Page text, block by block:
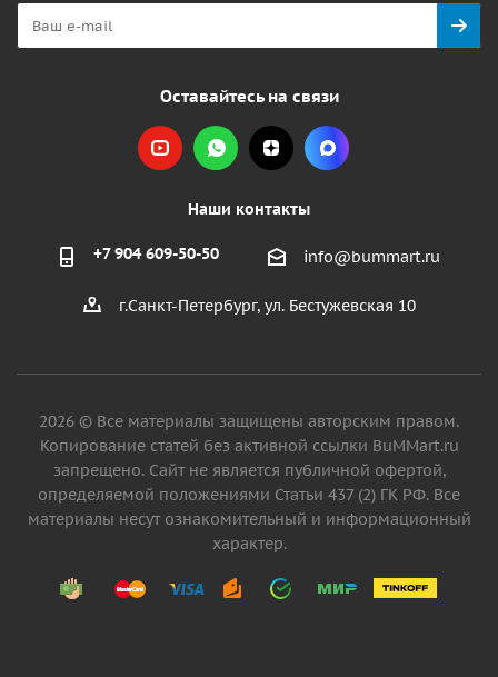
Оставайтесь на связи
Наши контакты
+7 904 609-50-50 info@bummart.ru
г.Санкт-Петербург, ул. Бестужевская 10
2026 © Все материалы защищены авторским правом.
Копирование статей без активной ссылки BuMMart.ru
запрещено. Сайт не является публичной офертой,
определяемой положениями Статьи 437 (2) ГК РФ. Все
материалы несут ознакомительный и информационный
характер.